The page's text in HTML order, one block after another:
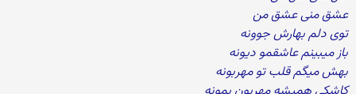
عشق منی عشق من
توی دلم بهارش جوونه
باز میبینم عاشقمو دیونه
بهش میگم قلب تو مهربونه